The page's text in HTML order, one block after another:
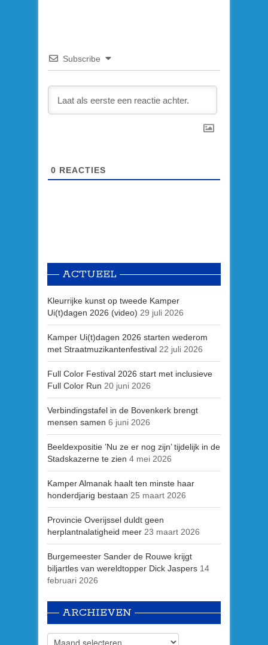
Subscribe
0 REACTIES
ACTUEEL
Kleurrijke kunst op tweede Kamper
Ui(t)dagen 2026 (video) 29 juli 2026
Kamper Ui(t)dagen 2026 starten wederom
met Straatmuzikantenfestival 22 juli 2026
Full Color Festival 2026 start met inclusieve
Full Color Run 20 juni 2026
Verbindingstafel in de Bovenkerk brengt
mensen samen 6 juni 2026
Beeldexpositie ’Nu ze er nog zijn’ tijdelijk in de
Stadskazerne te zien 4 mei 2026
Kamper Almanak haalt ten minste haar
honderdjarig bestaan 25 maart 2026
Provincie Overijssel duldt geen
herplantnalatigheid meer 23 maart 2026
Burgemeester Sander de Rouwe krijgt
biljartles van wereldtopper Dick Jaspers 14
februari 2026
ARCHIEVEN